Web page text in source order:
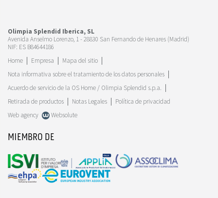
Olimpia Splendid Iberica, SL
Avenida Anselmo Lorenzo, 1 - 28830 San Fernando de Henares (Madrid)
NIF: ES B84644186
Home
Empresa
Mapa del sitio
Nota informativa sobre el tratamiento de los datos personales
Acuerdo de servicio de la OS Home / Olimpia Splendid s.p.a.
Retirada de productos
Notas Legales
Política de privacidad
Web agency
Websolute
MIEMBRO DE